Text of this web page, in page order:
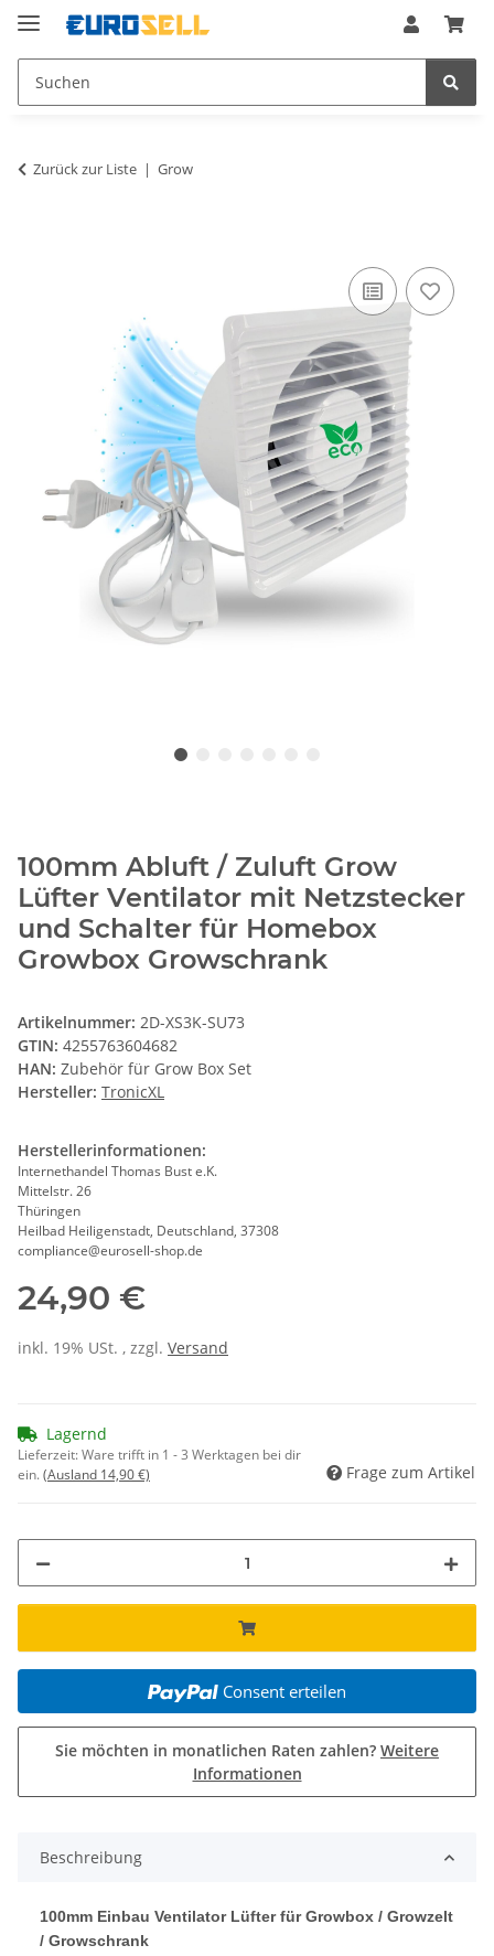
Zurück zur Liste Grow
100mm Abluft / Zuluft Grow
Lüfter Ventilator mit Netzstecker
und Schalter für Homebox
Growbox Growschrank
Artikelnummer: 2D-XS3K-SU73
GTIN: 4255763604682
HAN: Zubehör für Grow Box Set
Hersteller: TronicXL
Herstellerinformationen:
Internethandel Thomas Bust e.K.
Mittelstr. 26
Thüringen
Heilbad Heiligenstadt, Deutschland, 37308
compliance@eurosell-shop.de
24,90 €
inkl. 19% USt. , zzgl. Versand
Lagernd
Lieferzeit:Ware trifft in 1 - 3 Werktagen bei dir
ein.(Ausland 14,90 €) Frage zum Artikel
Consent erteilen
Sie möchten in monatlichen Raten zahlen? Weitere
Informationen
Beschreibung
100mm Einbau Ventilator Lüfter für Growbox / Growzelt
/ Growschrank